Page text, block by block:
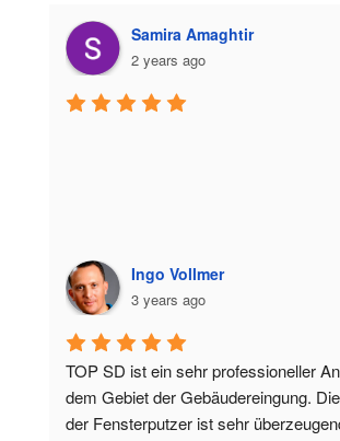
Samira Amaghtir
2 years ago
Ingo Vollmer
3 years ago
TOP SD ist ein sehr professioneller
dem Gebiet der Gebäudereingung.
der Fensterputzer ist sehr